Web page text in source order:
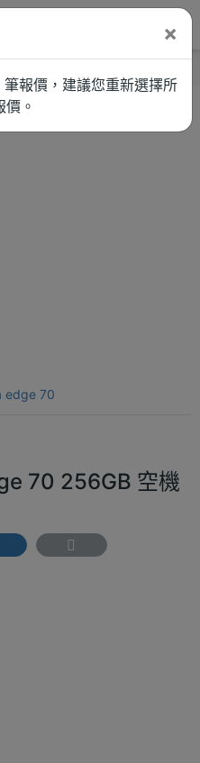
edge 70
70 256GB 空機
) $10,290
×
報價，建議您重新選擇所
。